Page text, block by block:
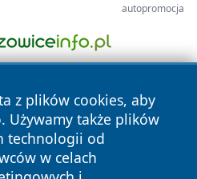
autopromocja
z plików cookies, aby
Używamy także plików
technologii od
w celach